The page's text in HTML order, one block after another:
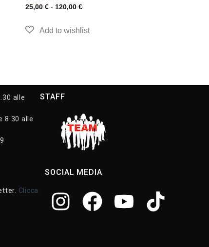
25,00 € - 120,00 €
alle
8.30 alle
Clicca
STAFF
SOCIAL MEDIA